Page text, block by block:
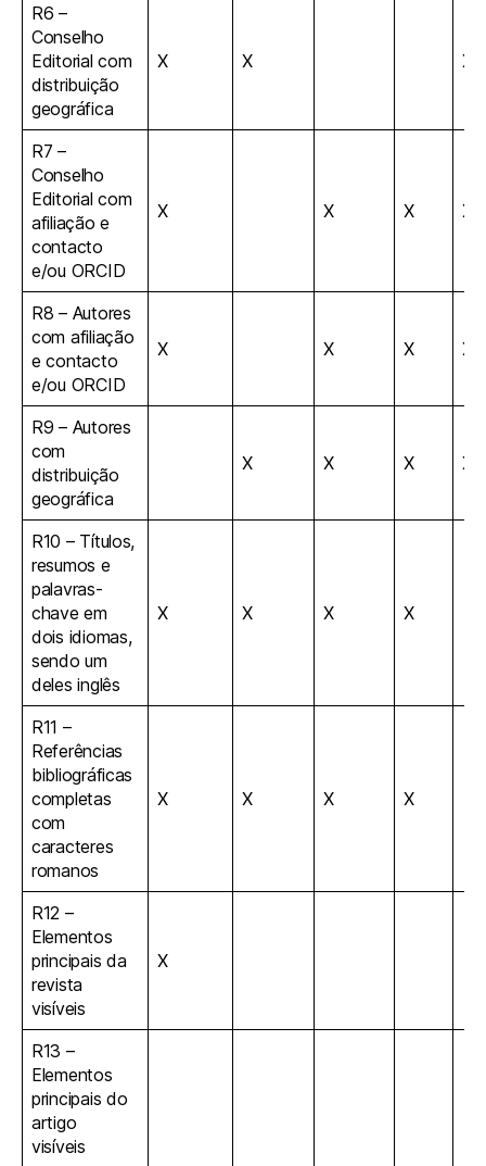
R6 –
Conselho
Editorial com
distribuição
geográfica
X X X
R7 –
Conselho
Editorial com
afiliação e
contacto
e/ou ORCID
X X X X
R8 – Autores
com afiliação
e contacto
e/ou ORCID
X X X X
R9 – Autores
com
distribuição
geográfica
X X X X
R10 – Títulos,
resumos e
palavras-
chave em
dois idiomas,
sendo um
deles inglês
X X X X
R11 –
Referências
bibliográficas
completas
com
caracteres
romanos
X X X X
R12 –
Elementos
principais da
revista
visíveis
X
R13 –
Elementos
principais do
artigo
visíveis